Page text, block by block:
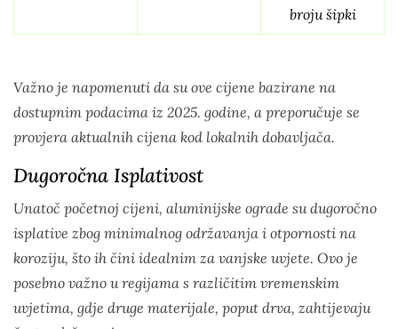
broju šipki
Važno je napomenuti da su ove cijene bazirane na
dostupnim podacima iz 2025. godine, a preporučuje se
provjera aktualnih cijena kod lokalnih dobavljača.
Dugoročna Isplativost
Unatoč početnoj cijeni, aluminijske ograde su dugoročno
isplative zbog minimalnog održavanja i otpornosti na
koroziju, što ih čini idealnim za vanjske uvjete. Ovo je
posebno važno u regijama s različitim vremenskim
uvjetima, gdje druge materijale, poput drva, zahtijevaju